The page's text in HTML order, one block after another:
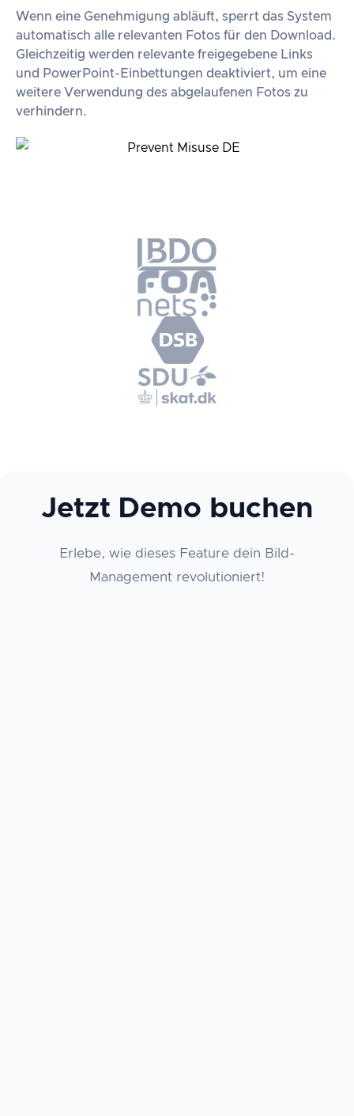
Wenn eine Genehmigung abläuft, sperrt das System
automatisch alle relevanten Fotos für den Download.
Gleichzeitig werden relevante freigegebene Links
und PowerPoint-Einbettungen deaktiviert, um eine
weitere Verwendung des abgelaufenen Fotos zu
verhindern.
Jetzt Demo buchen
Erlebe, wie dieses Feature dein Bild-
Management revolutioniert!